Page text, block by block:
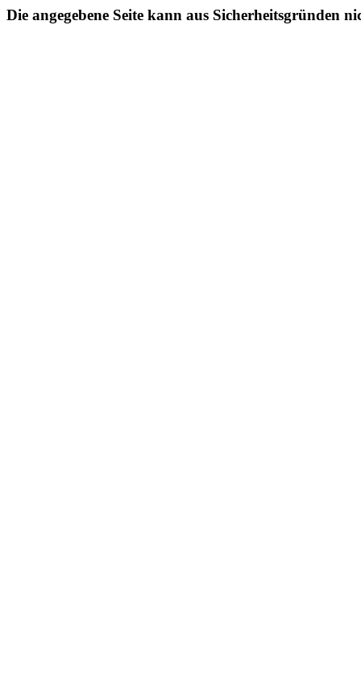
Die angegebene Seite kann aus Sicherheitsgründen